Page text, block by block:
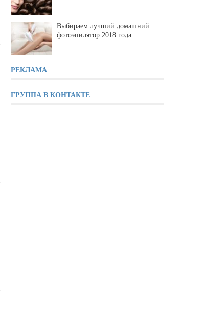
Выбираем лучший домашний
фотоэпилятор 2018 года
РЕКЛАМА
ГРУППА В КОНТАКТЕ